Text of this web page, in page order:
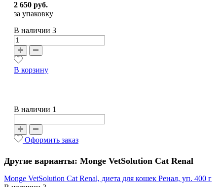
2 650 руб.
за упаковку
В наличии 3
В корзину
В наличии 1
Оформить заказ
Другие варианты: Monge VetSolution Cat Renal
Monge VetSolution Cat Renal, диета для кошек Ренал, уп. 400 г